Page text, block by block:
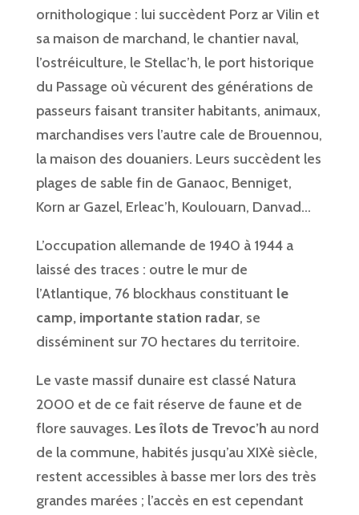
ornithologique : lui succèdent Porz ar Vilin et
sa maison de marchand, le chantier naval,
l’ostréiculture, le Stellac’h, le port historique
du Passage où vécurent des générations de
passeurs faisant transiter habitants, animaux,
marchandises vers l’autre cale de Brouennou,
la maison des douaniers. Leurs succèdent les
plages de sable fin de Ganaoc, Benniget,
Korn ar Gazel, Erleac’h, Koulouarn, Danvad…
L’occupation allemande de 1940 à 1944 a
laissé des traces : outre le mur de
l’Atlantique, 76 blockhaus constituant le
camp, importante station radar, se
disséminent sur 70 hectares du territoire.
Le vaste massif dunaire est classé Natura
2000 et de ce fait réserve de faune et de
flore sauvages. Les îlots de Trevoc’h au nord
de la commune, habités jusqu’au XIXè siècle,
restent accessibles à basse mer lors des très
grandes marées ; l’accès en est cependant